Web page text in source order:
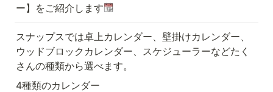
ー】をご紹介します
スナップスでは卓上カレンダー、壁掛けカレンダー、
ウッドブロックカレンダー、スケジューラーなどたく
さんの種類から選べます。
4種類のカレンダー